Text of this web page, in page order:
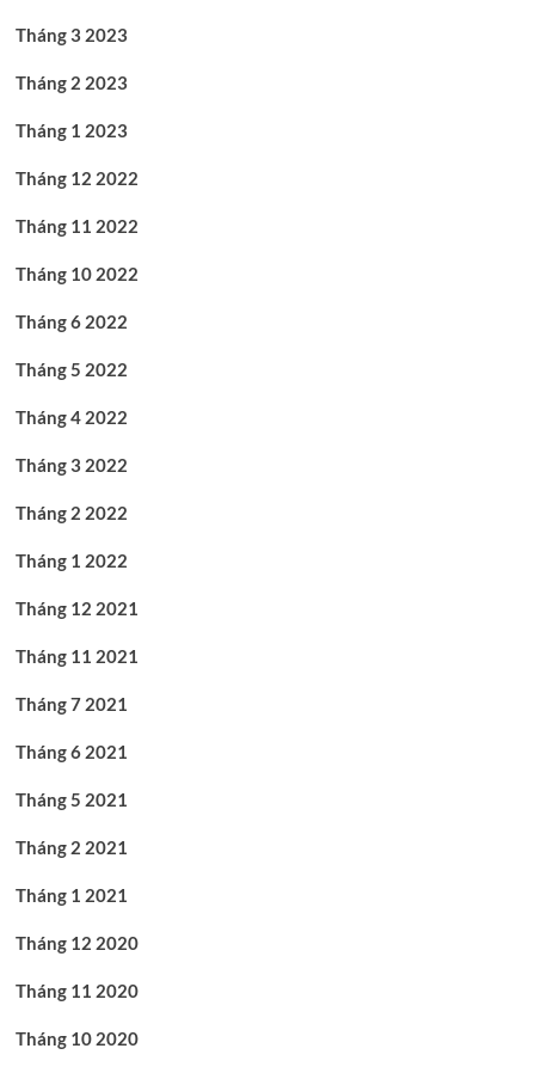
Tháng 3 2023
Tháng 2 2023
Tháng 1 2023
Tháng 12 2022
Tháng 11 2022
Tháng 10 2022
Tháng 6 2022
Tháng 5 2022
Tháng 4 2022
Tháng 3 2022
Tháng 2 2022
Tháng 1 2022
Tháng 12 2021
Tháng 11 2021
Tháng 7 2021
Tháng 6 2021
Tháng 5 2021
Tháng 2 2021
Tháng 1 2021
Tháng 12 2020
Tháng 11 2020
Tháng 10 2020